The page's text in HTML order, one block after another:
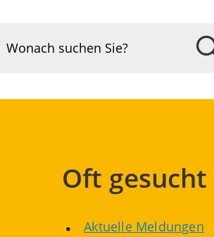
Oft gesucht
Aktuelle Meldungen